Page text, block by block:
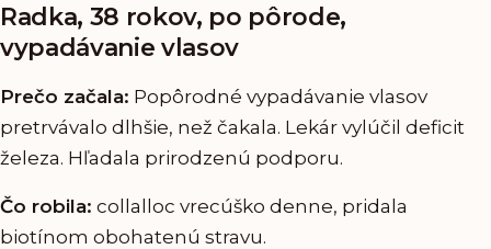
Radka, 38 rokov, po pôrode,
vypadávanie vlasov
Prečo začala: Popôrodné vypadávanie vlasov
pretrvávalo dlhšie, než čakala. Lekár vylúčil deficit
železa. Hľadala prirodzenú podporu.
Čo robila: collalloc vrecúško denne, pridala
biotínom obohatenú stravu.